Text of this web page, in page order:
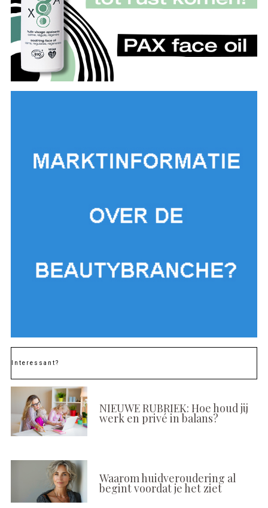
Interessant?
NIEUWE RUBRIEK: Hoe houd jij
werk en privé in balans?
Waarom huidveroudering al
begint voordat je het ziet